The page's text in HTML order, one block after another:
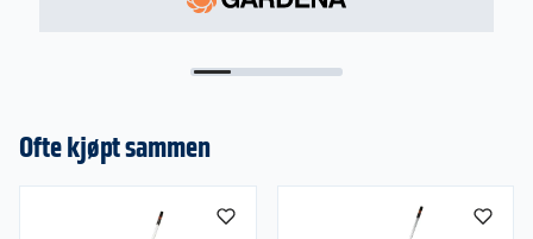
Ofte kjøpt sammen